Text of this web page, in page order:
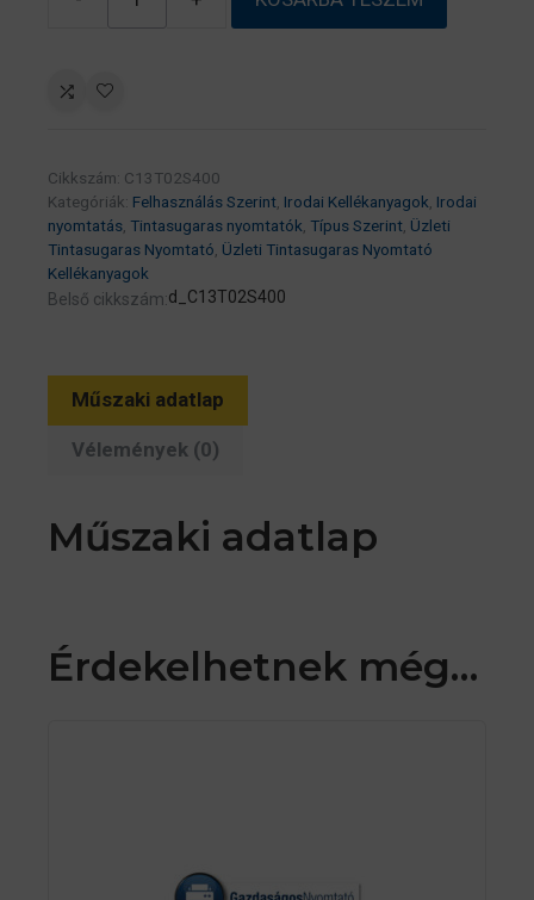
Epson
nyomtatóhoz
C13T02S100
50K
patron
Cikkszám: C13T02S400
Kategóriák: Felhasználás Szerint Irodai Kellékanyagok Irodai
nyomtatás Tintasugaras nyomtatók Típus Szerint Üzleti
Tintasugaras Nyomtató Üzleti Tintasugaras Nyomtató
Kellékanyagok
Belső cikkszám:d_C13T02S400
Műszaki adatlap
Vélemények (0)
Műszaki adatlap
Érdekelhetnek még…